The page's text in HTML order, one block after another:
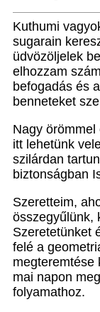
Kuthumi
sugarain
üdvözöljelek
elhozzam
befogadás és
benneteket
Nagy
itt lehetünk
szilárdan
biztonságban
Szeretteim,
összegyűlünk,
Szeretetünket
felé a
megteremtése
mai napon
folyamathoz.